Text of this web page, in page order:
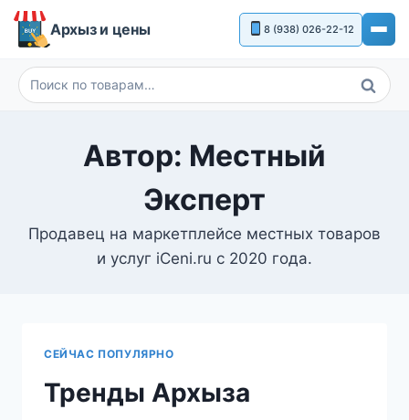
Перейти
Архыз и цены 8 (938) 026-22-12
Искать:
Поиск
Автор: Местный
Эксперт
Продавец на маркетплейсе местных товаров
и услуг iCeni.ru с 2020 года.
СЕЙЧАС ПОПУЛЯРНО
Тренды Архыза